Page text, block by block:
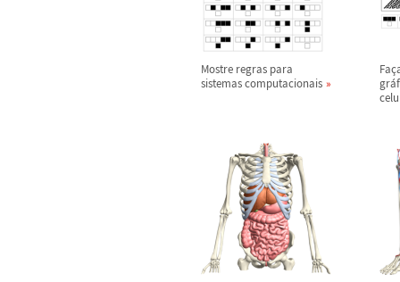
Mostre regras para
sistemas computacionais
Faç
grá